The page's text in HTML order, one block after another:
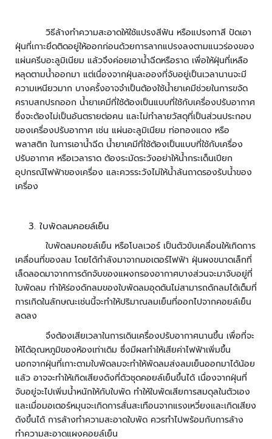
ร
อ
ง
ย
า
น
พ
ห
น
ะ
อั
ย
ะ
บ
อ
ดี้
เ
ม
ร่
า
ก
า
ร
วิธีล้างทำความสะอาดให้ใช้แปรงสีฟัน หรือแปรงทาสี ปัดเอา
ฝุ่นที่เกาะยึดติดอยู่ให้ออกก่อนด้วยการลากแปรงลงตามแนวร่องของ
แผ่นครีบอะลูมิเนียม แล้วจึงค่อยเอาน้ำฉีดหรือราด เพื่อให้ฝุ่นที่เหลือ
หลุดตามน้ำออกมา แต่เนื่องจากฝุ่นละอองที่จับอยู่เป็นเวลานานจะมี
ความเหนียวมาก บางครั้งอาจจำเป็นต้องใช้น้ำยาเคมีช่วยในการขจัด
คราบสกปรกออก น้ำยาเคมีที่ใช้ต้องเป็นแบบที่ใช้กับเครื่องปรับอากาศ
ซึ่งจะต้องไม่เป็นอันตรายต่อคน และไม่ทำลายวัสดุที่เป็นส่วนประกอบ
ของเครื่องปรับอากาศ เช่น แผ่นอะลูมิเนียม ท่อทองแดง หรือ
พลาสติก ในการเอาน้ำฉีด น้ำยาเคมีที่ใช้ต้องเป็นแบบที่ใช้กับเครื่อง
ปรับอากาศ หรือเวลาราด ต้องระมัดระวังอย่าให้น้ำกระเด็นเปียก
อุปกรณ์ไฟฟ้าของเครื่อง และควรระวังไม่ให้น้ำล้นถาดรองรับน้ำของ
เครื่อง
ใบพัดลมคอยล์เย็น
ใบพัดลมคอยล์เย็น หรือโบลเวอร์ เป็นตัวขับเคลื่อนให้เกิดการ
เคลื่อนที่ของลม โดยได้กำลังมาจากมอเตอร์ไฟฟ้า ฝุ่นผงขนาดเล็กที่
เล็ดลอดมาจากการดักจับของแผงกรองอากาศบางส่วนจะมาจับอยู่ที่
ใบพัดลม ทำให้ร่องดักลมของใบพัดลมอุดตันไม่สามารถดักลมได้เต็มที่
การเกิดในลักษณะเช่นนี้จะทำให้ปริมาณลมเย็นที่ออกไปจากคอยล์เย็น
ลดลง
จึงต้องเสียเวลาในการเดินเครื่องปรับอากาศนานขึ้น เพื่อที่จะ
ให้ได้อุณหภูมิของห้องเท่าเดิม ซึ่งมีผลทำให้เสียค่าไฟฟ้าเพิ่มขึ้น
นอกจากฝุ่นที่เกาะตามใบพัดลมจะทำให้พัดลมส่งลมเย็นออกมาได้น้อย
แล้ว อาจจะทำให้เกิดเสียงดังที่ตัวชุดคอยล์เย็นขึ้นได้ เนื่องจากฝุ่นที่
จับอยู่จะไปเพิ่มน้ำหนักให้กับใบพัด ทำให้ใบพัดเสียการสมดุลในตัวเอง
และเมื่อมอเตอร์หมุนจะเกิดการสั่นสะเทือนจากแรงเหวี่ยงและเกิดเสียง
ดังขึ้นได้ การล้างทำความสะอาดใบพัด ควรทำไปพร้อมกับการล้าง
ทำความสะอาดแผงคอยล์เย็น